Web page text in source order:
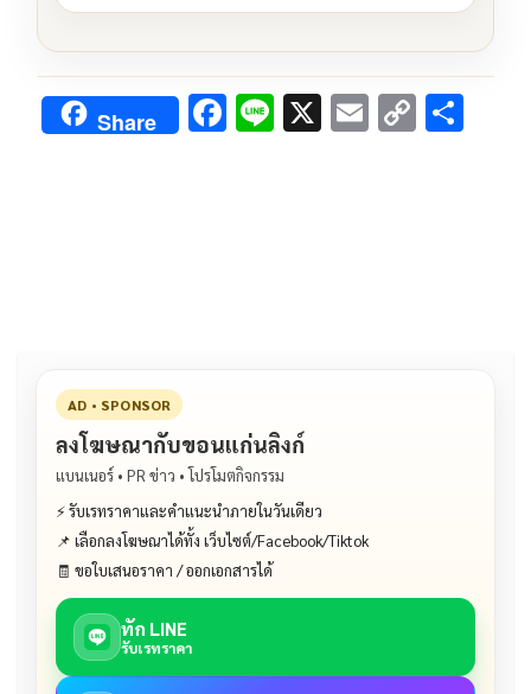
Share F Li X E C
AD • SPONSOR
ลงโฆษณากับขอนแก่นลิงก์
แบนเนอร์ • PR ข่าว • โปรโมตกิจกรรม
⚡ รับเรทราคาและคำแนะนำภายในวันเดียว
📌 เลือกลงโฆษณาได้ทั้ง เว็บไซต์/Facebook/Tiktok
🧾 ขอใบเสนอราคา / ออกเอกสารได้
ทัก LINE
รับเรทราคา